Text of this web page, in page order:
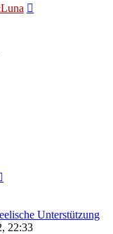
Unterstützung
22:33